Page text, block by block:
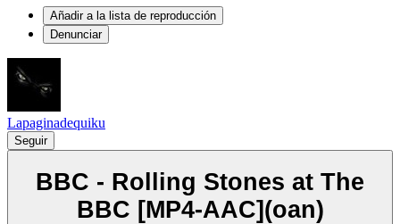
Añadir a la lista de reproducción
Denunciar
Lapaginadequiku
Seguir
BBC - Rolling Stones at The
BBC [MP4-AAC](oan)